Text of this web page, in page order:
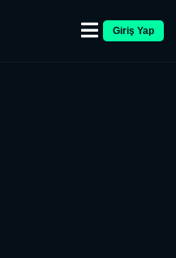
Giriş Yap